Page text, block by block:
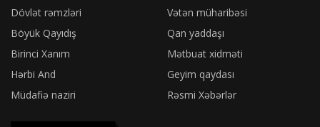
Dövlət rəmzləri
Vətən müharibəsi
Böyük Qayıdış
Qan yaddaşı
Birinci Xanım
Mətbuat xidməti
Hərbi And
Geyim qaydası
Müdafiə naziri
Rəsmi Xəbərlər